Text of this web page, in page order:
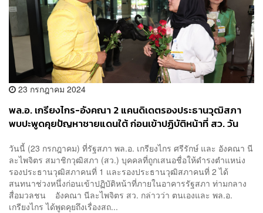
23 กรกฎาคม 2024
พล.อ. เกรียงไกร-อังคณา 2 แคนดิเดตรองประธานวุฒิสภา
พบปะพูดคุยปัญหาชายแดนใต้ ก่อนเข้าปฏิบัติหน้าที่ สว. วัน
วันนี้ (23 กรกฎาคม) ที่รัฐสภา พล.อ. เกรียงไกร ศรีรักษ์ และ อังคณา นี
ละไพจิตร สมาชิกวุฒิสภา (สว.) บุคคลที่ถูกเสนอชื่อให้ดำรงตำแหน่ง
รองประธานวุฒิสภาคนที่ 1 และรองประธานวุฒิสภาคนที่ 2 ได้
สนทนาช่วงหนึ่งก่อนเข้าปฏิบัติหน้าที่ภายในอาคารรัฐสภา ท่ามกลาง
สื่อมวลชน อังคณา นีละไพจิตร สว. กล่าวว่า ตนเองและ พล.อ.
เกรียงไกร ได้พูดคุยถึงเรื่องสถ...